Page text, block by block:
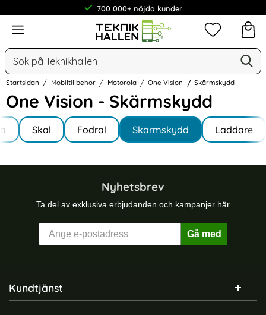
700 000+ nöjda kunder
Meny
Sök
Mina
Startsidan Mobiltillbehör Motorola One Vision Skärmskydd
One Vision - Skärmskydd
Hoppa
till
produkter
Underkategorier
Skal Fodral Skärmskydd Laddare
Nyhetsbrev
Ta del av exklusiva erbjudanden och kampanjer här
Gå med
Sidfot Blandad info och länkar
Kundtjänst